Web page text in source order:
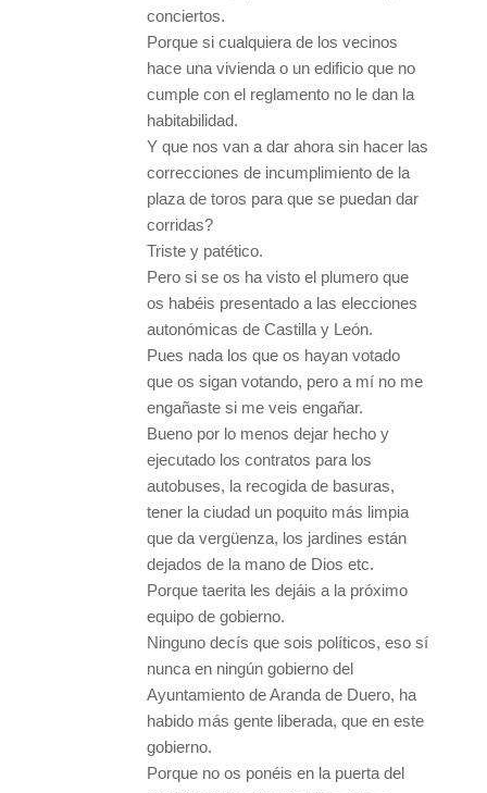
conciertos.
Porque si cualquiera de los vecinos
hace una vivienda o un edificio que no
cumple con el reglamento no le dan la
habitabilidad.
Y que nos van a dar ahora sin hacer las
correcciones de incumplimiento de la
plaza de toros para que se puedan dar
corridas?
Triste y patético.
Pero si se os ha visto el plumero que
os habéis presentado a las elecciones
autonómicas de Castilla y León.
Pues nada los que os hayan votado
que os sigan votando, pero a mí no me
engañaste si me veis engañar.
Bueno por lo menos dejar hecho y
ejecutado los contratos para los
autobuses, la recogida de basuras,
tener la ciudad un poquito más limpia
que da vergüenza, los jardines están
dejados de la mano de Dios etc.
Porque taerita les dejáis a la próximo
equipo de gobierno.
Ninguno decís que sois políticos, eso sí
nunca en ningún gobierno del
Ayuntamiento de Aranda de Duero, ha
habido más gente liberada, que en este
gobierno.
Porque no os ponéis en la puerta del